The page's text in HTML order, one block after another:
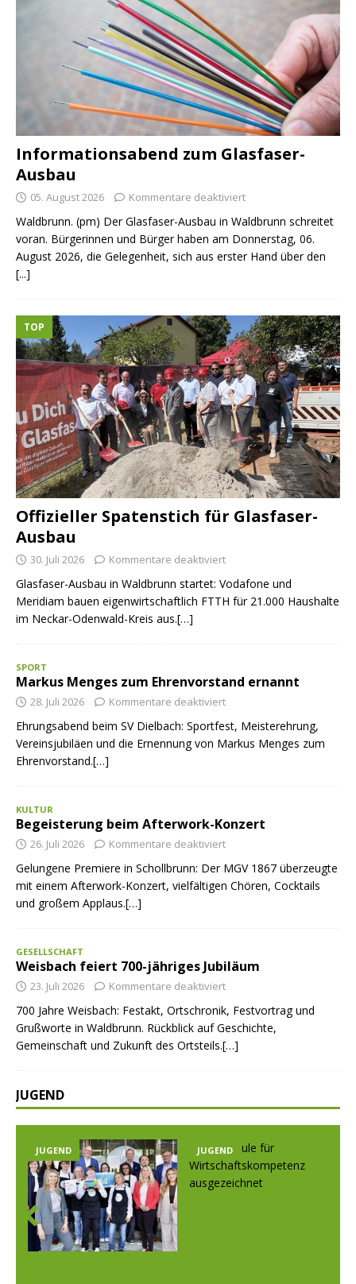
Informationsabend zum Glasfaser-
Ausbau
05. August 2026 Kommentare deaktiviert
Waldbrunn. (pm) Der Glasfaser-Ausbau in Waldbrunn schreitet
voran. Bürgerinnen und Bürger haben am Donnerstag, 06.
August 2026, die Gelegenheit, sich aus erster Hand über den
[...]
Offizieller Spatenstich für Glasfaser-
Ausbau
TOP
30. Juli 2026 Kommentare deaktiviert
Glasfaser-Ausbau in Waldbrunn startet: Vodafone und
Meridiam bauen eigenwirtschaftlich FTTH für 21.000 Haushalte
im Neckar-Odenwald-Kreis aus.[…]
SPORT
Markus Menges zum Ehrenvorstand ernannt
28. Juli 2026 Kommentare deaktiviert
Ehrungsabend beim SV Dielbach: Sportfest, Meisterehrung,
Vereinsjubiläen und die Ernennung von Markus Menges zum
Ehrenvorstand.[…]
KULTUR
Begeisterung beim Afterwork-Konzert
26. Juli 2026 Kommentare deaktiviert
Gelungene Premiere in Schollbrunn: Der MGV 1867 überzeugte
mit einem Afterwork-Konzert, vielfältigen Chören, Cocktails
und großem Applaus.[…]
GESELLSCHAFT
Weisbach feiert 700-jähriges Jubiläum
23. Juli 2026 Kommentare deaktiviert
700 Jahre Weisbach: Festakt, Ortschronik, Festvortrag und
Grußworte in Waldbrunn. Rückblick auf Geschichte,
Gemeinschaft und Zukunft des Ortsteils.[…]
JUGEND
JUGEND JUGEND
Prev
ious